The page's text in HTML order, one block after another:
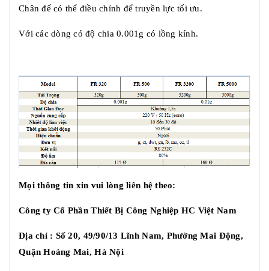
Chân đế có thể điều chỉnh để truyền lực tối ưu.
Với các dòng có độ chia 0.001g có lồng kính.
Mọi thông tin xin vui lòng liên hệ theo:
Công ty Cổ Phần Thiết Bị Công Nghiệp HC Việt Nam
Địa chỉ : Số 20, 49/90/13 Lĩnh Nam, Phường Mai Động,
Quận Hoàng Mai, Hà Nội